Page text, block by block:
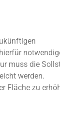
muss die
werden.
Fläche zu